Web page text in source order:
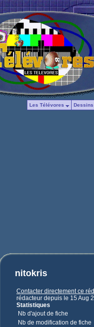
Les Télévores
nitokris
Contacter directement ce
rédacteur depuis le 15 Aug
Statistiques
Nb d'ajout de fiche
Nb de modification de fiche